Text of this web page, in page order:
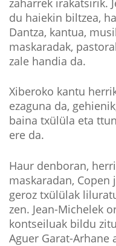
zaharrek irakatsirik.
du haiekin biltzea,
Dantza, kantua,
maskaradak,
zale handia da.
Xiberoko kantu
ezaguna da,
baina txülüla eta
ere da.
Haur denboran,
maskaradan, Copen
geroz txülülak
zen. Jean-Michelek
kontseiluak bildu
Aguer Garat-Arhane